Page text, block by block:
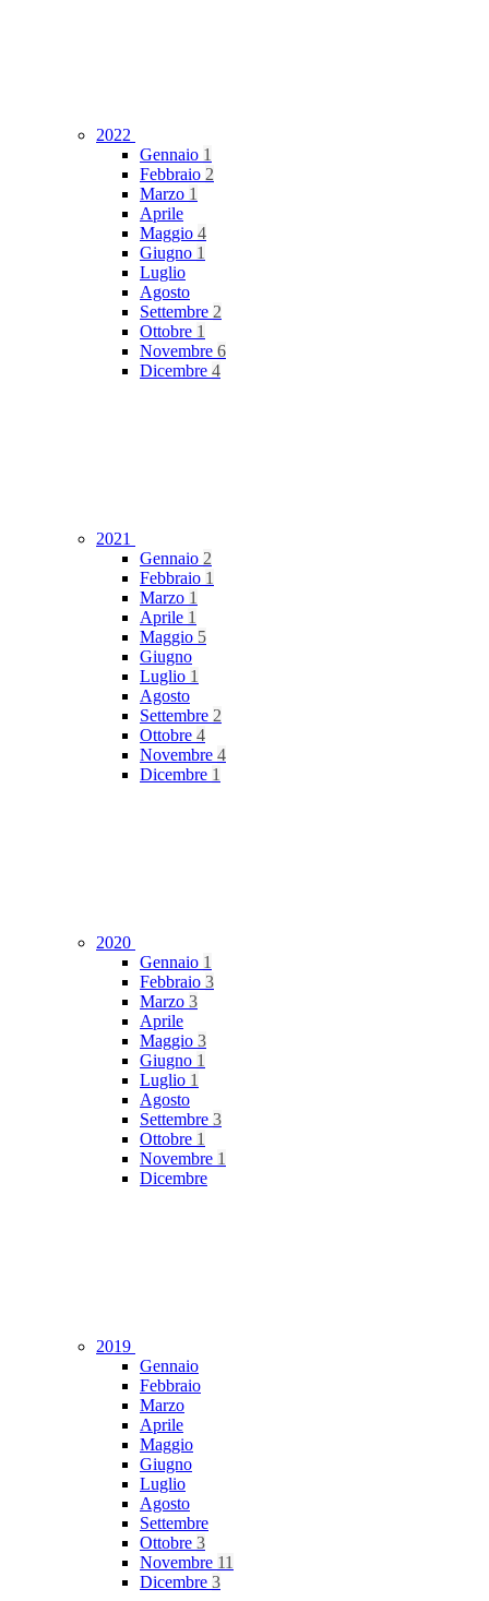
2022
Gennaio 1
Febbraio 2
Marzo 1
Aprile
Maggio 4
Giugno 1
Luglio
Agosto
Settembre 2
Ottobre 1
Novembre 6
Dicembre 4
2021
Gennaio 2
Febbraio 1
Marzo 1
Aprile 1
Maggio 5
Giugno
Luglio 1
Agosto
Settembre 2
Ottobre 4
Novembre 4
Dicembre 1
2020
Gennaio 1
Febbraio 3
Marzo 3
Aprile
Maggio 3
Giugno 1
Luglio 1
Agosto
Settembre 3
Ottobre 1
Novembre 1
Dicembre
2019
Gennaio
Febbraio
Marzo
Aprile
Maggio
Giugno
Luglio
Agosto
Settembre
Ottobre 3
Novembre 11
Dicembre 3